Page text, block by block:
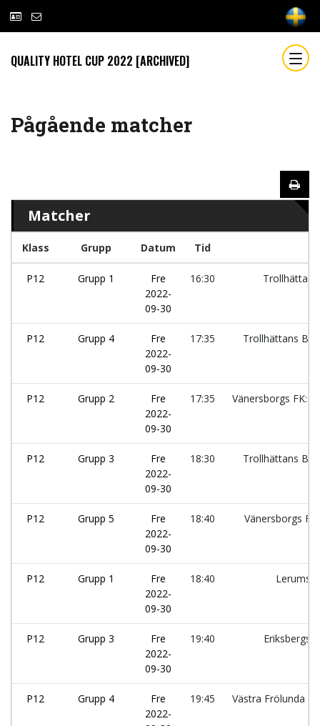
QUALITY HOTEL CUP 2022 [ARCHIVED]
Pågående matcher
Matcher
Klass Grupp Datum Tid
P12 Grupp 1
Fre
2022-
09-30
16:30
P12 Grupp 4
Fre
2022-
09-30
17:35 Trollhättans
P12 Grupp 2
Fre
2022-
09-30
17:35 Vänersborgs
P12 Grupp 3
Fre
2022-
09-30
18:30 Trollhättans
P12 Grupp 5
Fre
2022-
09-30
18:40 Vänersborgs
P12 Grupp 1
Fre
2022-
09-30
18:40 Lerums
P12 Grupp 3
Fre
2022-
09-30
19:40 Eriksbergs
P12 Grupp 4
Fre
2022-
19:45 Västra Frölunda